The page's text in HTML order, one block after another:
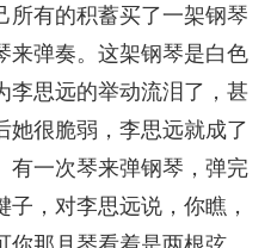
所有的积蓄买了一架钢琴
来弹奏。这架钢琴是白色
李思远的举动流泪了，甚
她很脆弱，李思远就成了
有一次琴来弹钢琴，弹完
，对李思远说，你瞧，